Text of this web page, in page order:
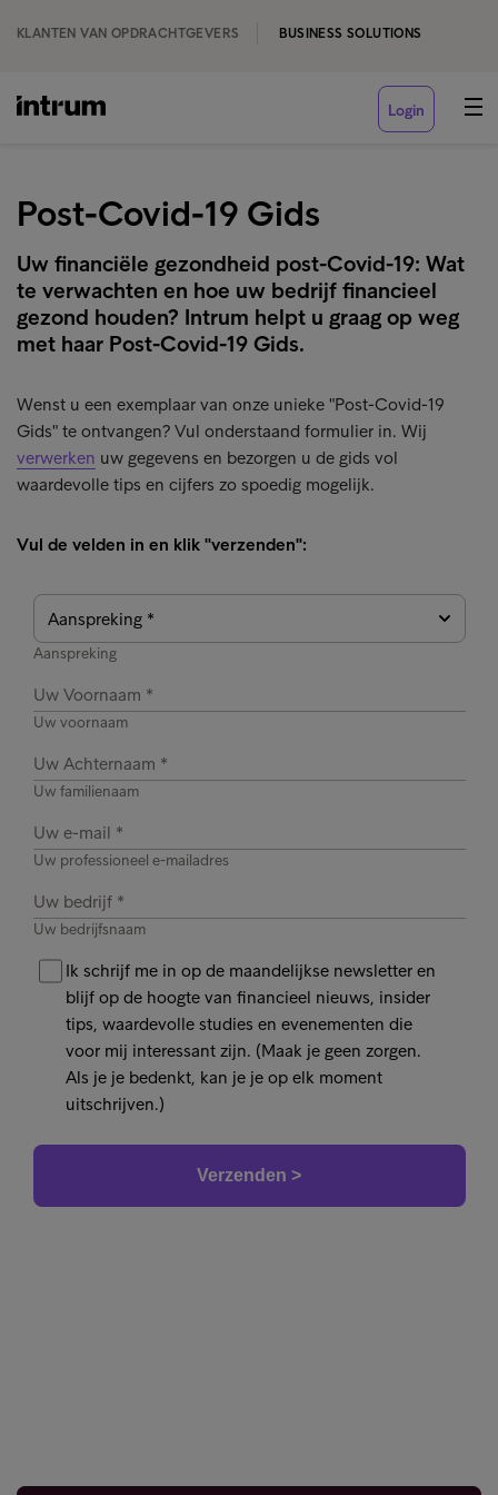
KLANTEN VAN OPDRACHTGEVERS BUSINESS SOLUTIONS
Login
Post-Covid-19 Gids
Uw financiële gezondheid post-Covid-19: Wat
te verwachten en hoe uw bedrijf financieel
gezond houden? Intrum helpt u graag op weg
met haar Post-Covid-19 Gids.
Wenst u een exemplaar van onze unieke "Post-Covid-19
Gids" te ontvangen? Vul onderstaand formulier in. Wij
verwerken uw gegevens en bezorgen u de gids vol
waardevolle tips en cijfers zo spoedig mogelijk.
Vul de velden in en klik "verzenden":